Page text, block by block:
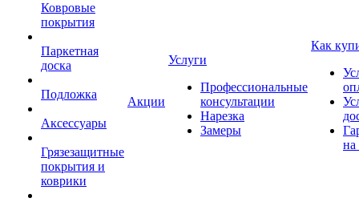
Ковровые
покрытия
Паркетная
доска
Подложка
Аксессуары
Грязезащитные
покрытия и
коврики
Акции
Услуги
Профессиональные
консультации
Нарезка
Замеры
Как
на